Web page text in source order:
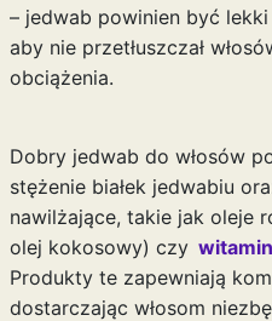
– jedwab powinien być
aby nie przetłuszczał
obciążenia.
Dobry jedwab do włosów
stężenie białek jedwabiu
nawilżające, takie jak oleje
olej kokosowy) czy
Produkty te zapewniają
dostarczając włosom